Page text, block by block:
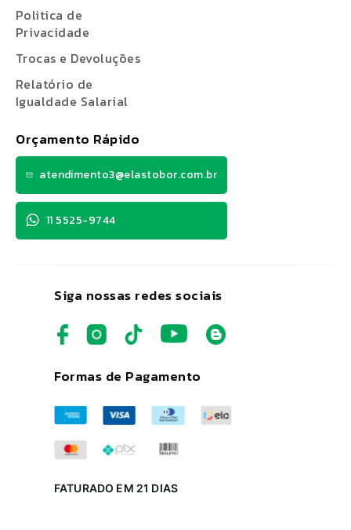
Siga nossas redes sociais
Formas de Pagamento
FATURADO EM 21 DIAS
Politica de
Privacidade
Trocas e Devoluções
Relatório de
Igualdade Salarial
Orçamento Rápido
atendimento3@elastobor.com.br
11 5525-9744